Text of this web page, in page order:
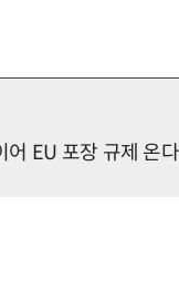
EU 포장 규제 온다